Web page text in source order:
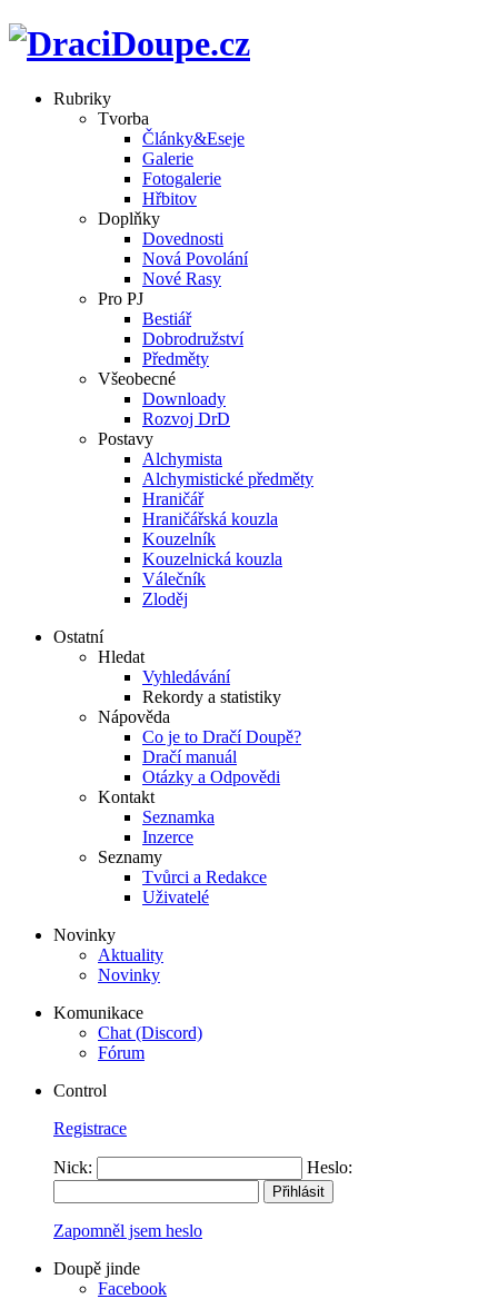
Rubriky
Tvorba
Články&Eseje
Galerie
Fotogalerie
Hřbitov
Doplňky
Dovednosti
Nová Povolání
Nové Rasy
Pro PJ
Bestiář
Dobrodružství
Předměty
Všeobecné
Downloady
Rozvoj DrD
Postavy
Alchymista
Alchymistické předměty
Hraničář
Hraničářská kouzla
Kouzelník
Kouzelnická kouzla
Válečník
Zloděj
Ostatní
Hledat
Vyhledávání
Rekordy a statistiky
Nápověda
Co je to Dračí Doupě?
Dračí manuál
Otázky a Odpovědi
Kontakt
Seznamka
Inzerce
Seznamy
Tvůrci a Redakce
Uživatelé
Novinky
Aktuality
Novinky
Komunikace
Chat (Discord)
Fórum
Control
Registrace
Nick: Heslo:
Zapomněl jsem heslo
Doupě jinde
Facebook